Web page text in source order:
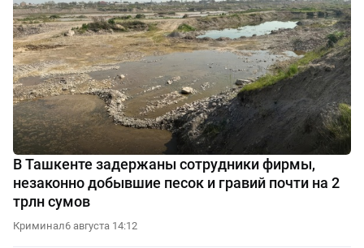
В Ташкенте задержаны сотрудники фирмы,
незаконно добывшие песок и гравий почти на 2
трлн сумов
Криминал6 августа 14:12